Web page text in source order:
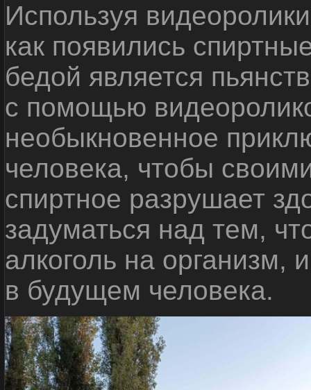
Используя
как появились
бедой является
с помощью
необыкновенное
человека, чтобы
спиртное разрушает
задуматься над тем,
алкоголь на организм,
в будущем человека.